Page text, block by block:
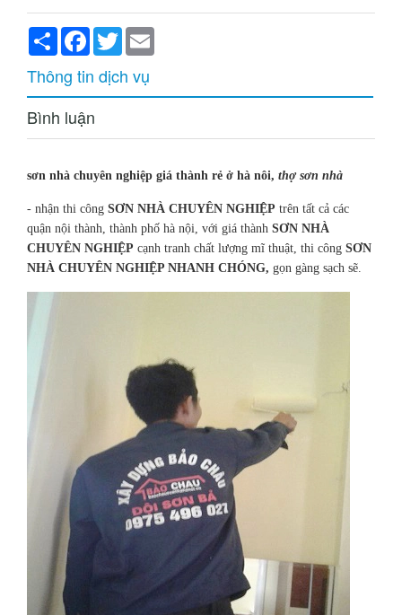
ShareFacebook
Twitter
Thông tin dịch vụ
Bình luận
sơn nhà chuyên nghiệp giá thành rẻ ở hà nôi, thợ sơn nhà
- nhận thi công SƠN NHÀ CHUYÊN NGHIỆP trên tất cả các
quận nội thành, thành phố hà nội, với giá thành SƠN NHÀ
CHUYÊN NGHIỆP cạnh tranh chất lượng mĩ thuật, thi công SƠN
NHÀ CHUYÊN NGHIỆP NHANH CHÓNG, gọn gàng sạch sẽ.